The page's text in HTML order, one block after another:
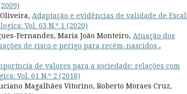
Adaptação e evidências de validade de
Vol. 63 N.º 1 (2020)
Fernandes, Maria João Monteiro, Atuação dos
de risco e perigo para recém-nascidos ,
de valores para a sociedade: relações com
Vol. 61 N.º 2 (2018)
Magalhães Vitorino, Roberto Moraes Cruz,